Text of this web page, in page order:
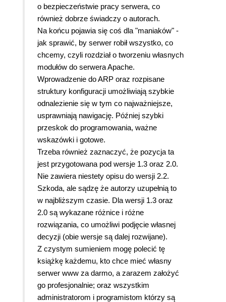
o bezpieczeństwie pracy serwera, co
również dobrze świadczy o autorach.
Na końcu pojawia się coś dla "maniaków" -
jak sprawić, by serwer robił wszystko, co
chcemy, czyli rozdział o tworzeniu własnych
modułów do serwera Apache.
Wprowadzenie do ARP oraz rozpisane
struktury konfiguracji umożliwiają szybkie
odnalezienie się w tym co najważniejsze,
usprawniają nawigację. Później szybki
przeskok do programowania, ważne
wskazówki i gotowe.
Trzeba również zaznaczyć, że pozycja ta
jest przygotowana pod wersje 1.3 oraz 2.0.
Nie zawiera niestety opisu do wersji 2.2.
Szkoda, ale sądzę że autorzy uzupełnią to
w najbliższym czasie. Dla wersji 1.3 oraz
2.0 są wykazane różnice i różne
rozwiązania, co umożliwi podjęcie własnej
decyzji (obie wersje są dalej rozwijane).
Z czystym sumieniem mogę polecić tę
książkę każdemu, kto chce mieć własny
serwer www za darmo, a zarazem założyć
go profesjonalnie; oraz wszystkim
administratorom i programistom którzy są